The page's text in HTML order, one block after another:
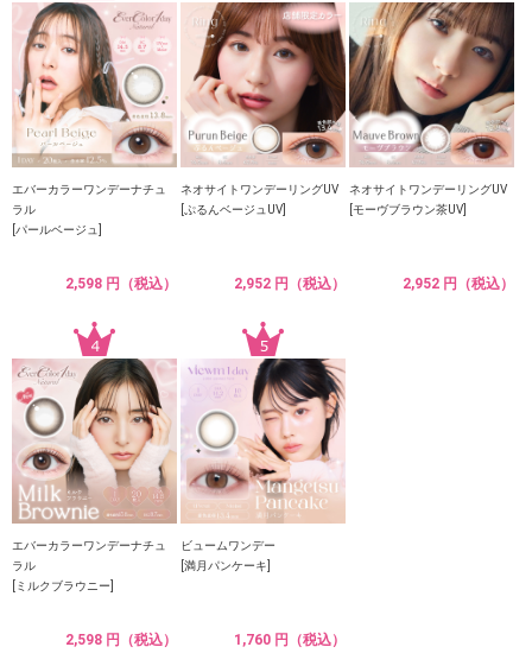
エバーカラーワンデーナチュ
ラル
[パールベージュ]
2,598 円（税込）
ネオサイトワンデーリングUV
[ぷるんベージュUV]
2,952 円（税込）
ネオサイトワンデーリングUV
[モーヴブラウン茶UV]
2,952 円（税込）
エバーカラーワンデーナチュ
ラル
[ミルクブラウニー]
2,598 円（税込）
ビュームワンデー
[満月パンケーキ]
1,760 円（税込）